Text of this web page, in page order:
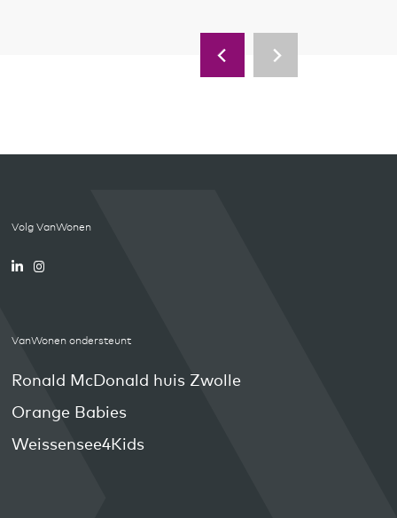
Volg VanWonen
VanWonen ondersteunt
Ronald McDonald huis Zwolle
Orange Babies
Weissensee4Kids